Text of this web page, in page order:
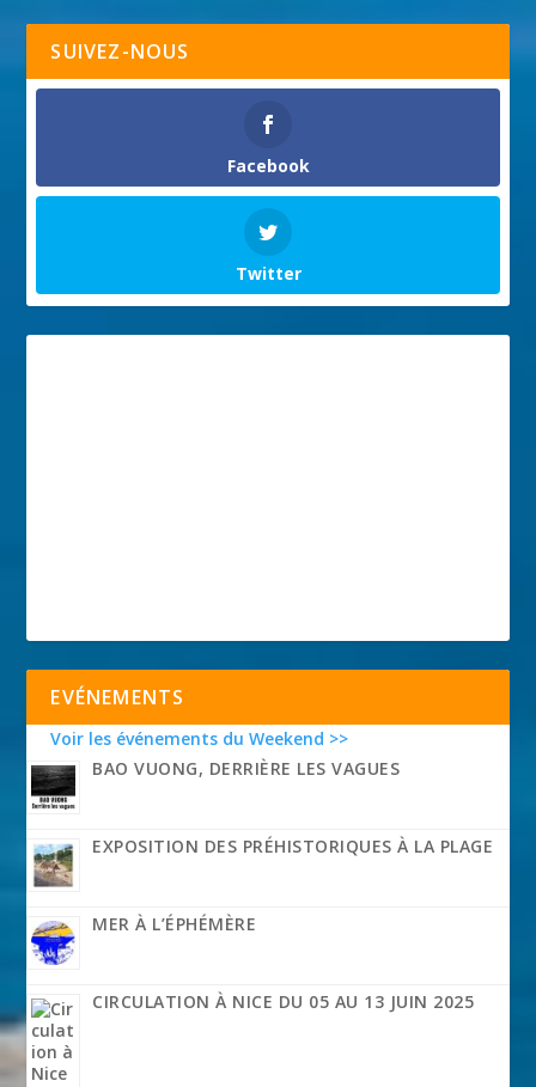
SUIVEZ-NOUS
Facebook
Twitter
EVÉNEMENTS
Voir les événements du Weekend >>
BAO VUONG, DERRIÈRE LES VAGUES
EXPOSITION DES PRÉHISTORIQUES À LA PLAGE
MER À L’ÉPHÉMÈRE
CIRCULATION À NICE DU 05 AU 13 JUIN 2025